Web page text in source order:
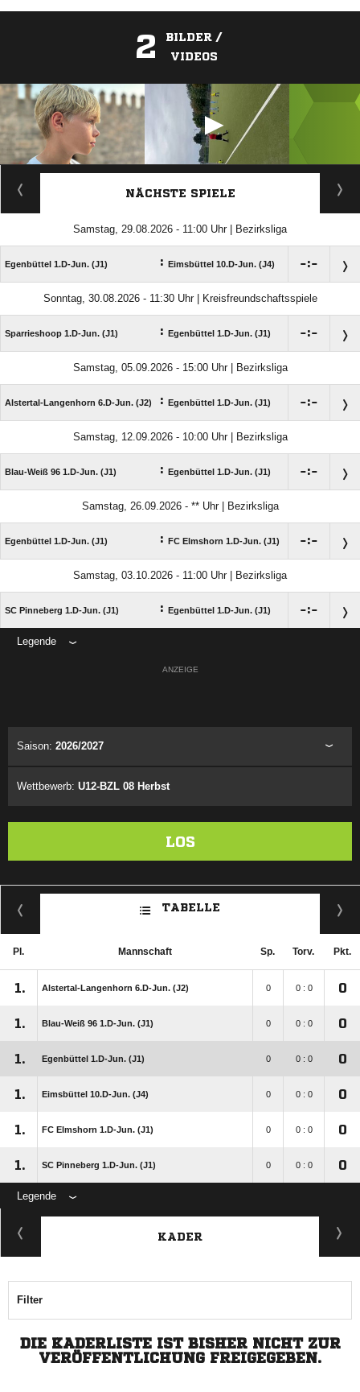
2
BILDER /
VIDEOS
ANZEIGE
NÄCHSTE SPIELE
Samstag, 29.08.2026 - 11:00 Uhr | Bezirksliga
Egenbüttel 1.D-Jun. (J1) : Eimsbüttel 10.D-Jun. (J4) :
Sonntag, 30.08.2026 - 11:30 Uhr | Kreisfreundschaftsspiele
Sparrieshoop 1.D-Jun. (J1) : Egenbüttel 1.D-Jun. (J1) :
Samstag, 05.09.2026 - 15:00 Uhr | Bezirksliga
Alstertal-Langenhorn 6.D-Jun. (J2) : Egenbüttel 1.D-Jun. (J1) :
Samstag, 12.09.2026 - 10:00 Uhr | Bezirksliga
Blau-Weiß 96 1.D-Jun. (J1) : Egenbüttel 1.D-Jun. (J1) :
Samstag, 26.09.2026 - ** Uhr | Bezirksliga
Egenbüttel 1.D-Jun. (J1) : FC Elmshorn 1.D-Jun. (J1) :
Samstag, 03.10.2026 - 11:00 Uhr | Bezirksliga
SC Pinneberg 1.D-Jun. (J1) : Egenbüttel 1.D-Jun. (J1) :
Legende
ANZEIGE
Saison: 2026/2027
Wettbewerb: U12-BZL 08 Herbst
LOS
TABELLE
Pl. Mannschaft Sp. Torv. Pkt.
1. Alstertal-Langenhorn 6.D-Jun. (J2) 0 0 : 0 0
1. Blau-Weiß 96 1.D-Jun. (J1) 0 0 : 0 0
1. Egenbüttel 1.D-Jun. (J1) 0 0 : 0 0
1. Eimsbüttel 10.D-Jun. (J4) 0 0 : 0 0
1. FC Elmshorn 1.D-Jun. (J1) 0 0 : 0 0
1. SC Pinneberg 1.D-Jun. (J1) 0 0 : 0 0
Legende
KADER
Filter
DIE KADERLISTE IST BISHER NICHT ZUR
VERÖFFENTLICHUNG FREIGEGEBEN.